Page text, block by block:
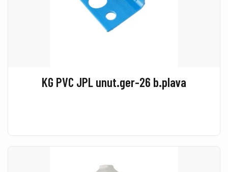
KG PVC JPL unut.ger-26 b.plava